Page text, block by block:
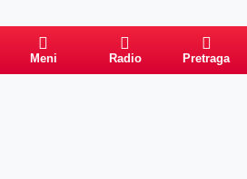
Meni Radio Pretraga